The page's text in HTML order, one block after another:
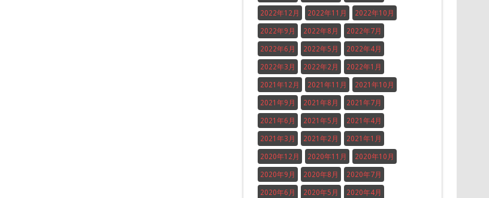
2022年12月 2022年11月 2022年10月
2022年9月 2022年8月 2022年7月
2022年6月 2022年5月 2022年4月
2022年3月 2022年2月 2022年1月
2021年12月 2021年11月 2021年10月
2021年9月 2021年8月 2021年7月
2021年6月 2021年5月 2021年4月
2021年3月 2021年2月 2021年1月
2020年12月 2020年11月 2020年10月
2020年9月 2020年8月 2020年7月
2020年6月 2020年5月 2020年4月